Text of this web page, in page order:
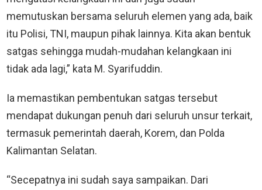
memutuskan bersama seluruh elemen yang ada, baik
itu Polisi, TNI, maupun pihak lainnya. Kita akan bentuk
satgas sehingga mudah-mudahan kelangkaan ini
tidak ada lagi,” kata M. Syarifuddin.
Ia memastikan pembentukan satgas tersebut
mendapat dukungan penuh dari seluruh unsur terkait,
termasuk pemerintah daerah, Korem, dan Polda
Kalimantan Selatan.
“Secepatnya ini sudah saya sampaikan. Dari